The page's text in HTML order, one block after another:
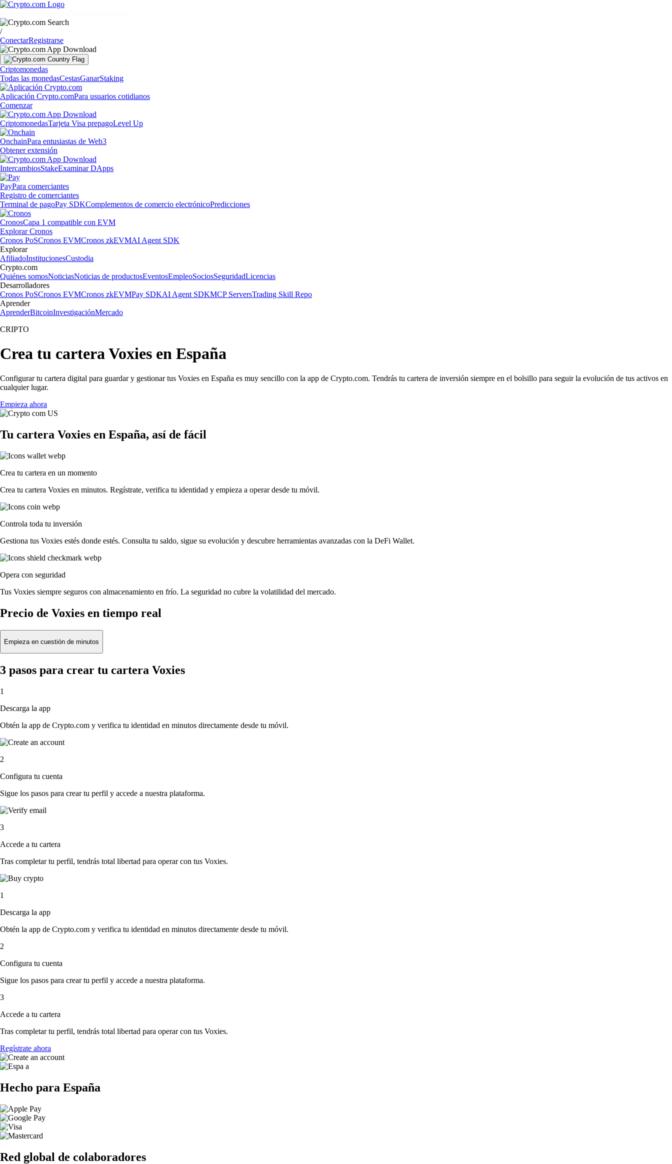
/
ConectarRegistrarse
Criptomonedas
Todas las monedasCestasGanarStaking
Aplicación Crypto.comPara usuarios cotidianos
Comenzar
CriptomonedasTarjeta Visa prepagoLevel Up
OnchainPara entusiastas de Web3
Obtener extensión
IntercambiosStakeExaminar DApps
PayPara comerciantes
Registro de comerciantes
Terminal de pagoPay SDKComplementos de comercio electrónicoPredicciones
CronosCapa 1 compatible con EVM
Explorar Cronos
Cronos PoSCronos EVMCronos zkEVMAI Agent SDK
Explorar
AfiliadoInstitucionesCustodia
Crypto.com
Quiénes somosNoticiasNoticias de productosEventosEmpleoSociosSeguridadLicencias
Desarrolladores
Cronos PoSCronos EVMCronos zkEVMPay SDKAI Agent SDKMCP ServersTrading Skill Repo
Aprender
AprenderBitcoinInvestigaciónMercado
CRIPTO
Crea tu cartera Voxies en España
Configurar tu cartera digital para guardar y gestionar tus Voxies en España es muy sencillo con la app de Crypto.com. Tendrás tu cartera de inversión siempre en el bolsillo para seguir la evolución de tus activos en
cualquier lugar.
Empieza ahora
Tu cartera Voxies en España, así de fácil
Crea tu cartera en un momento
Crea tu cartera Voxies en minutos. Regístrate, verifica tu identidad y empieza a operar desde tu móvil.
Controla toda tu inversión
Gestiona tus Voxies estés donde estés. Consulta tu saldo, sigue su evolución y descubre herramientas avanzadas con la DeFi Wallet.
Opera con seguridad
Tus Voxies siempre seguros con almacenamiento en frío. La seguridad no cubre la volatilidad del mercado.
Precio de Voxies en tiempo real
Empieza en cuestión de minutos
3 pasos para crear tu cartera Voxies
1
Descarga la app
Obtén la app de Crypto.com y verifica tu identidad en minutos directamente desde tu móvil.
2
Configura tu cuenta
Sigue los pasos para crear tu perfil y accede a nuestra plataforma.
3
Accede a tu cartera
Tras completar tu perfil, tendrás total libertad para operar con tus Voxies.
1
Descarga la app
Obtén la app de Crypto.com y verifica tu identidad en minutos directamente desde tu móvil.
2
Configura tu cuenta
Sigue los pasos para crear tu perfil y accede a nuestra plataforma.
3
Accede a tu cartera
Tras completar tu perfil, tendrás total libertad para operar con tus Voxies.
Regístrate ahora
Hecho para España
Red global de colaboradores